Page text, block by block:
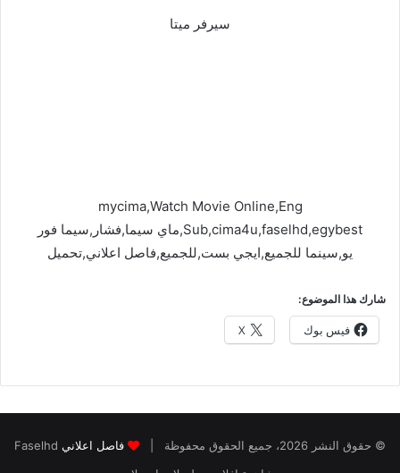
سيرفر ميتا
mycima,Watch Movie Online,Eng
Sub,cima4u,faselhd,egybest,ماي سيما,فشار,سيما فور
يو,سينما للجميع,ايجي بست,للجميع,فاصل اعلاني,تحميل
شارك هذا الموضوع:
فيس بوك X
© حقوق النشر 2026، جميع الحقوق محفوظة | فاصل اعلاني Faselhd